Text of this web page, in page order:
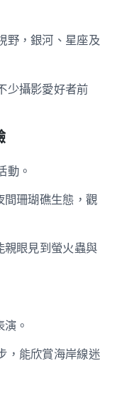
野，銀河、星座及
少攝影愛好者前
動。
間珊瑚礁生態，觀
親眼見到螢火蟲與
。
，能欣賞海岸線迷